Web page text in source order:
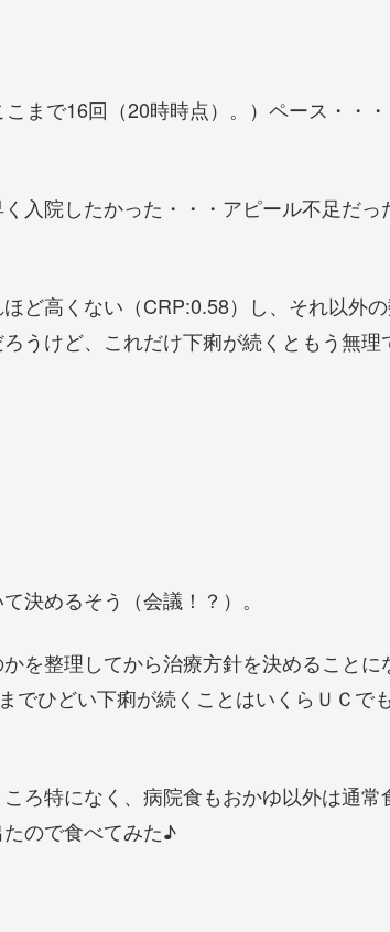
まで16回（20時時点）。）ペース・・・
入院したかった・・・アピール不足だっ
ど高くない（CRP:0.58）し、それ以外
うけど、これだけ下痢が続くともう無理
決めるそう（会議！？）。
を整理してから治療方針を決めることに
でひどい下痢が続くことはいくらＵＣで
ろ特になく、病院食もおかゆ以外は通常
ので食べてみた♪